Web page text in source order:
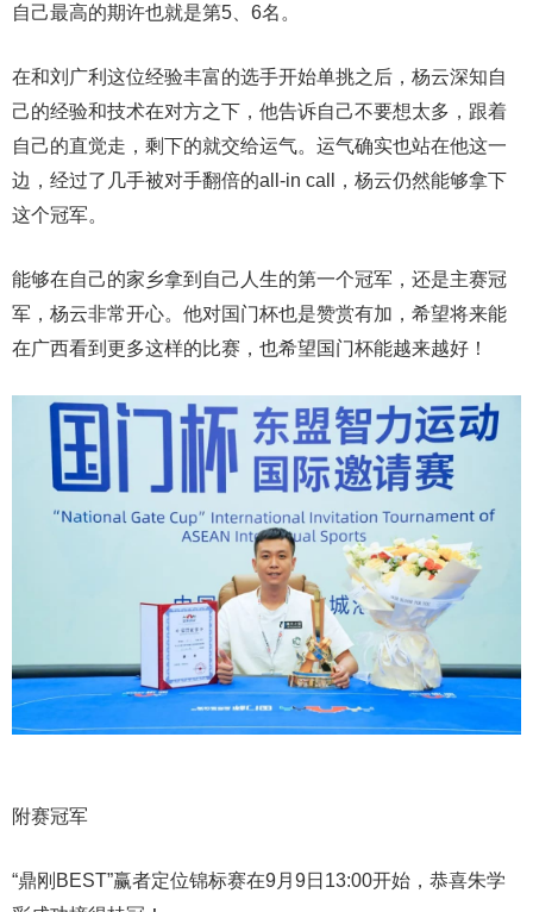
自己最高的期许也就是第5、6名。
在和刘广利这位经验丰富的选手开始单挑之后，杨云深知自
己的经验和技术在对方之下，他告诉自己不要想太多，跟着
自己的直觉走，剩下的就交给运气。运气确实也站在他这一
边，经过了几手被对手翻倍的all-in call，杨云仍然能够拿下
这个冠军。
能够在自己的家乡拿到自己人生的第一个冠军，还是主赛冠
军，杨云非常开心。他对国门杯也是赞赏有加，希望将来能
在广西看到更多这样的比赛，也希望国门杯能越来越好！
附赛冠军
“鼎刚BEST”赢者定位锦标赛在9月9日13:00开始，恭喜朱学